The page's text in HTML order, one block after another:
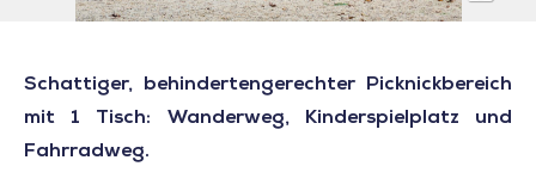
Schattiger, behindertengerechter Picknickbereich
mit 1 Tisch: Wanderweg, Kinderspielplatz und
Fahrradweg.